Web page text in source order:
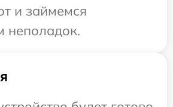
и займемся
неполадок.